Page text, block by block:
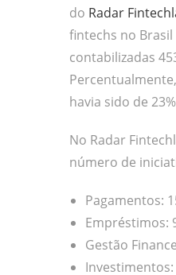
do Radar
fintechs no
contabilizadas
havia sido de
No Radar
número de
Pagamentos:
Empréstimos:
Gestão
Investimentos: